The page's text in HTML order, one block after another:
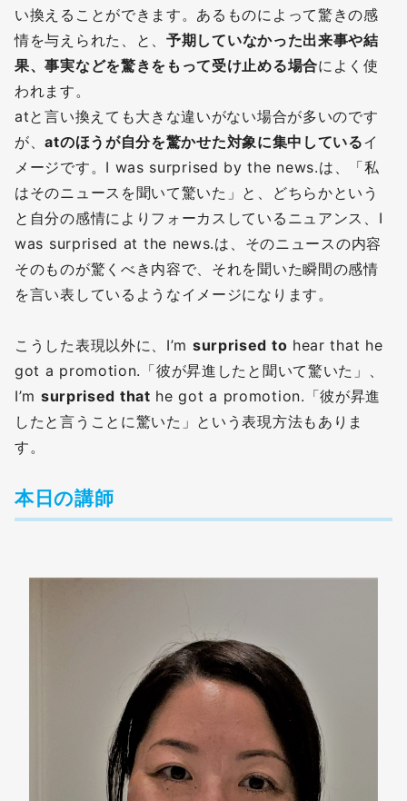
い換えることができます。あるものによって驚きの感
情を与えられた、と、 予期していなかった出来事や結
果、事実などを驚きをもって受け止める場合によく使
われます。
atと言い換えても大きな違いがない場合が多いのです
が、atのほうが自分を驚かせた対象に集中しているイ
メージです。I was surprised by the news.は、「私
はそのニュースを聞いて驚いた」と、どちらかという
と自分の感情によりフォーカスしているニュアンス、I
was surprised at the news.は、そのニュースの内容
そのものが驚くべき内容で、それを聞いた瞬間の感情
を言い表しているようなイメージになります。
こうした表現以外に、I’m surprised to hear that he
got a promotion.「彼が昇進したと聞いて驚いた」、
I’m surprised that he got a promotion.「彼が昇進
したと言うことに驚いた」という表現方法もありま
す。
本日の講師